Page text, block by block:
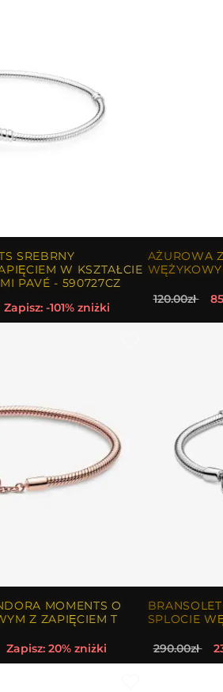
SREBRNY
W KSZTAŁCIE
PAVÉ - 590727CZ
Zapisz: -101% zniżki
AŻUROWA
120.00zł
MOMENTS O
Z ZAPIĘCIEM T
Zapisz: 20% zniżki
SPLOCIE
290.00zł